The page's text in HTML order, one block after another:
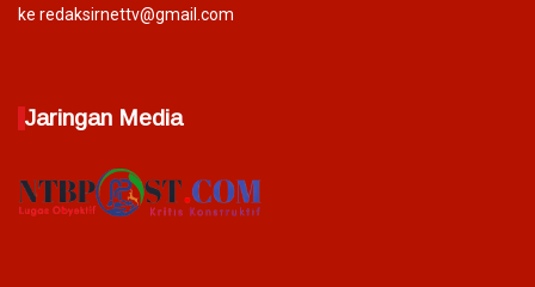
ke redaksirnettv@gmail.com
Jaringan Media